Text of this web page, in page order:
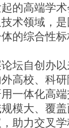
的高端学
术领域，
的综合性标
坛自创办
高校、科
一体化高
模大、覆
助力交叉